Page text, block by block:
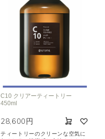
C10 クリアーティートリー
450ml
28,600円
ティートリーのクリーンな空気に